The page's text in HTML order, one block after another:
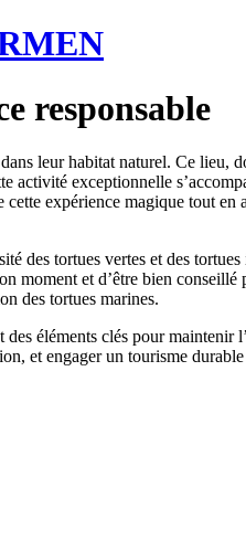
responsable
leur habitat naturel. Ce lieu,
activité exceptionnelle
expérience magique tout en
des tortues vertes et des
moment et d’être bien
des tortues marines.
éléments clés pour maintenir
et engager un tourisme